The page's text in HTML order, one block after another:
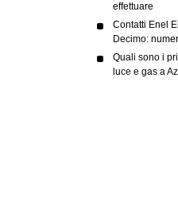
effettuare
Contatti Enel
Decimo:
Quali sono i
luce e gas a